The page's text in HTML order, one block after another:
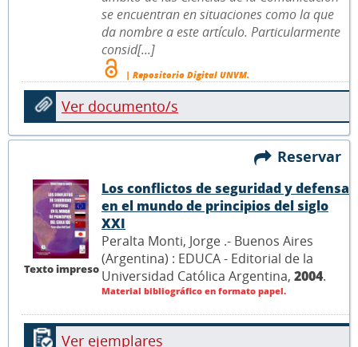
se encuentran en situaciones como la que
da nombre a este artículo. Particularmente
consid[...]
| Repositorio Digital UNVM.
Ver documento/s
Reservar
Texto impreso
Los conflictos de seguridad y defensa
en el mundo de principios del siglo
XXI
Peralta Monti, Jorge .- Buenos Aires
(Argentina) : EDUCA - Editorial de la
Universidad Católica Argentina, 2004.
Material bibliográfico en formato papel.
Ver ejemplares